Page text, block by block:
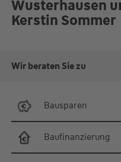
Wusterhausen
Kerstin Sommer
Wir beraten Sie zu
Bausparen
Baufinanzierung